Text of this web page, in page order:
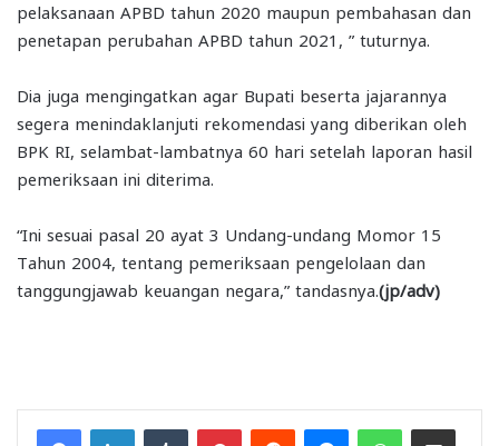
pelaksanaan APBD tahun 2020 maupun pembahasan dan
penetapan perubahan APBD tahun 2021, ” tuturnya.
Dia juga mengingatkan agar Bupati beserta jajarannya
segera menindaklanjuti rekomendasi yang diberikan oleh
BPK RI, selambat-lambatnya 60 hari setelah laporan hasil
pemeriksaan ini diterima.
“Ini sesuai pasal 20 ayat 3 Undang-undang Momor 15
Tahun 2004, tentang pemeriksaan pengelolaan dan
tanggungjawab keuangan negara,” tandasnya. (jp/adv)
FacebookLinkedInTumblr PinterestReddit MessengerWhatsAppShare via Email